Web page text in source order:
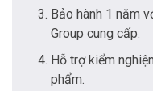
Bảo hành 1 năm
Group cung cấp.
Hỗ trợ kiểm
phẩm.